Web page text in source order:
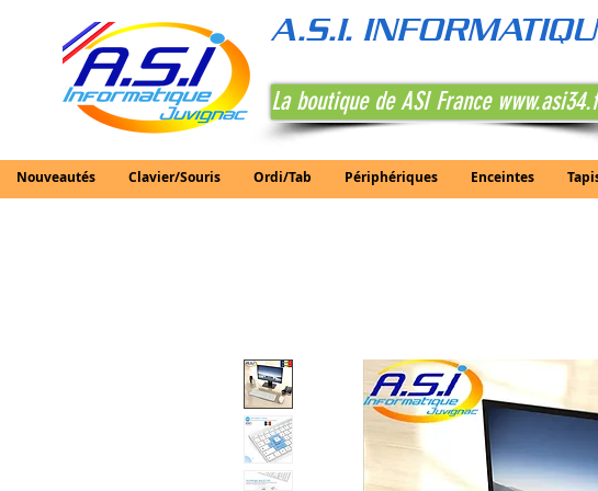
Nouveautés Clavier/Souris Ordi/Tab Périphériques Enceintes
A.S.I.
La boutique de ASI France